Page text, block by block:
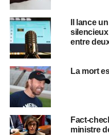
Il lance
entre
La mort
Fact-
ministre